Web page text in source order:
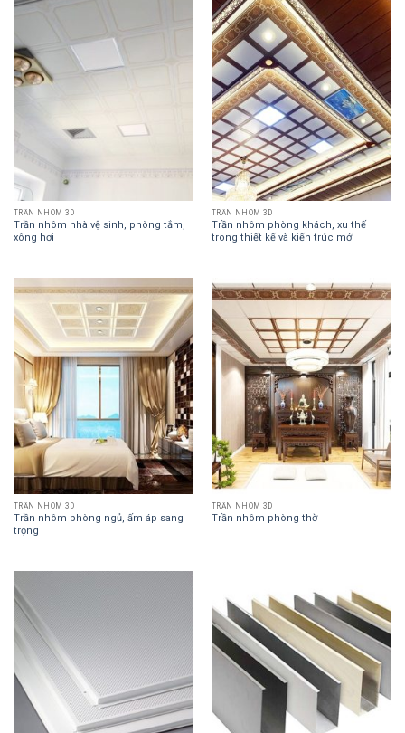
TRẦN NHÔM 3D
Trần nhôm nhà vệ sinh, phòng tắm,
xông hơi
TRẦN NHÔM 3D
Trần nhôm phòng khách, xu thế
trong thiết kế và kiến trúc mới
TRẦN NHÔM 3D
Trần nhôm phòng ngủ, ấm áp sang
trọng
TRẦN NHÔM 3D
Trần nhôm phòng thờ